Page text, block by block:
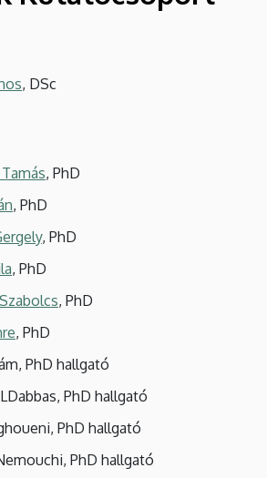
, DSc
, PhD
, PhD
, PhD
, PhD
, PhD
, PhD
PhD hallgató
PhD hallgató
PhD hallgató
PhD hallgató